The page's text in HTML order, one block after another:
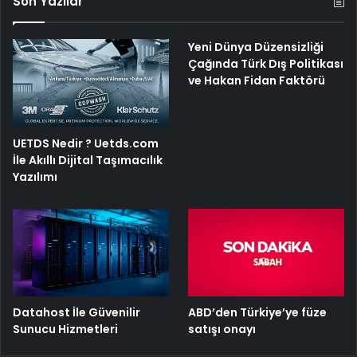
UETDS Nedir ? Uetds.com
İle Akıllı Dijital Taşımacılık
Yazılımı
Yeni Dünya Düzensizliği
Çağında Türk Dış Politikası
ve Hakan Fidan Faktörü
Datahost İle Güvenilir
Sunucu Hizmetleri
ABD’den Türkiye’ye füze
satışı onayı